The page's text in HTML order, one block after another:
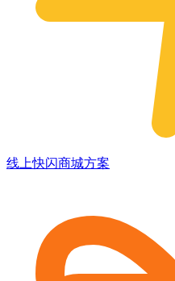
线上快闪商城方案